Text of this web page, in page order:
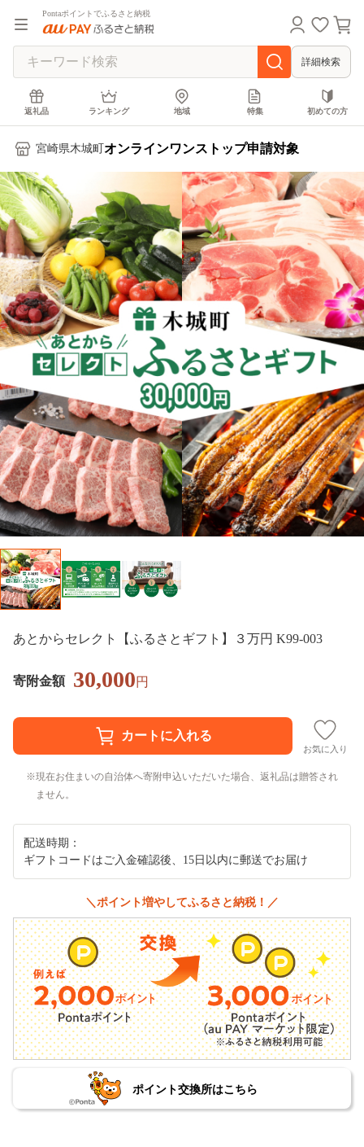
Pontaポイントでふるさと納税
詳細検索
返礼品 ランキング 地域 特集 初めての方
宮崎県木城町 オンラインワンストップ申請対象
あとからセレクト【ふるさとギフト】３万円 K99-003
寄附金額 30,000円
お気に入り
現在お住まいの自治体へ寄附申込いただいた場合、返礼品は贈答され
ません。
配送時期：
ギフトコードはご入金確認後、15日以内に郵送でお届け
＼ポイント増やしてふるさと納税！／
ポイント交換所はこちら